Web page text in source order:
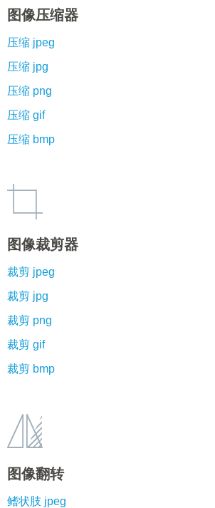
图像压缩器
压缩 jpeg
压缩 jpg
压缩 png
压缩 gif
压缩 bmp
图像裁剪器
裁剪 jpeg
裁剪 jpg
裁剪 png
裁剪 gif
裁剪 bmp
图像翻转
鳍状肢 jpeg